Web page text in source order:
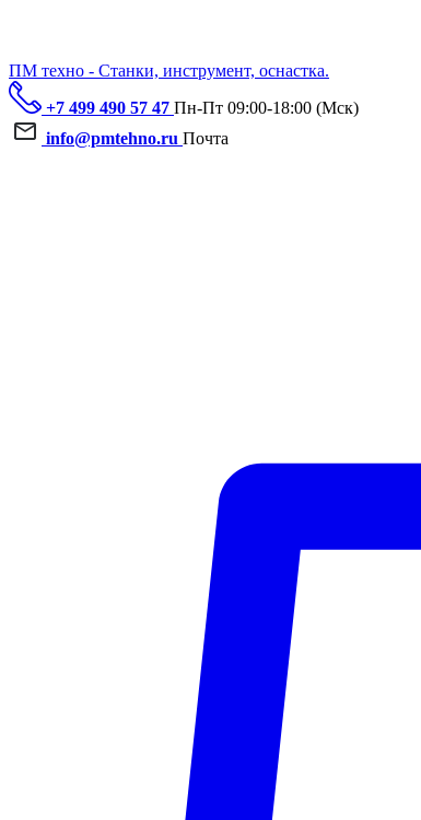
ПМ техно - Станки, инструмент, оснастка.
+7 499 490 57 47 Пн-Пт 09:00-18:00 (Мск)
info@pmtehno.ru Почта